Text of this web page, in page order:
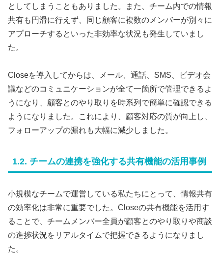
としてしまうこともありました。また、チーム内での情報
共有も円滑に行えず、同じ顧客に複数のメンバーが別々に
アプローチするといった非効率な状況も発生していまし
た。
Closeを導入してからは、メール、通話、SMS、ビデオ会
議などのコミュニケーションが全て一箇所で管理できるよ
うになり、顧客とのやり取りを時系列で簡単に確認できる
ようになりました。これにより、顧客対応の質が向上し、
フォローアップの漏れも大幅に減少しました。
1.2. チームの連携を強化する共有機能の活用事例
小規模なチームで運営している私たちにとって、情報共有
の効率化は非常に重要でした。Closeの共有機能を活用す
ることで、チームメンバー全員が顧客とのやり取りや商談
の進捗状況をリアルタイムで把握できるようになりまし
た。